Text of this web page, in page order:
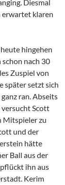
Diesmal
erwartet klaren
hingehen
nach 30
Zuspiel von
später setzt sich
ran. Abseits
versucht Scott
Mitspieler zu
und der
hätte
Ball aus der
ihn aus
Kerim